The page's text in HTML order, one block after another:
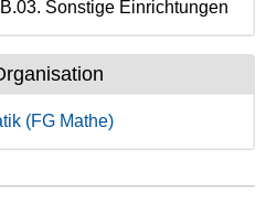
B.03. Sonstige Einrichtungen
(FG Mathe)